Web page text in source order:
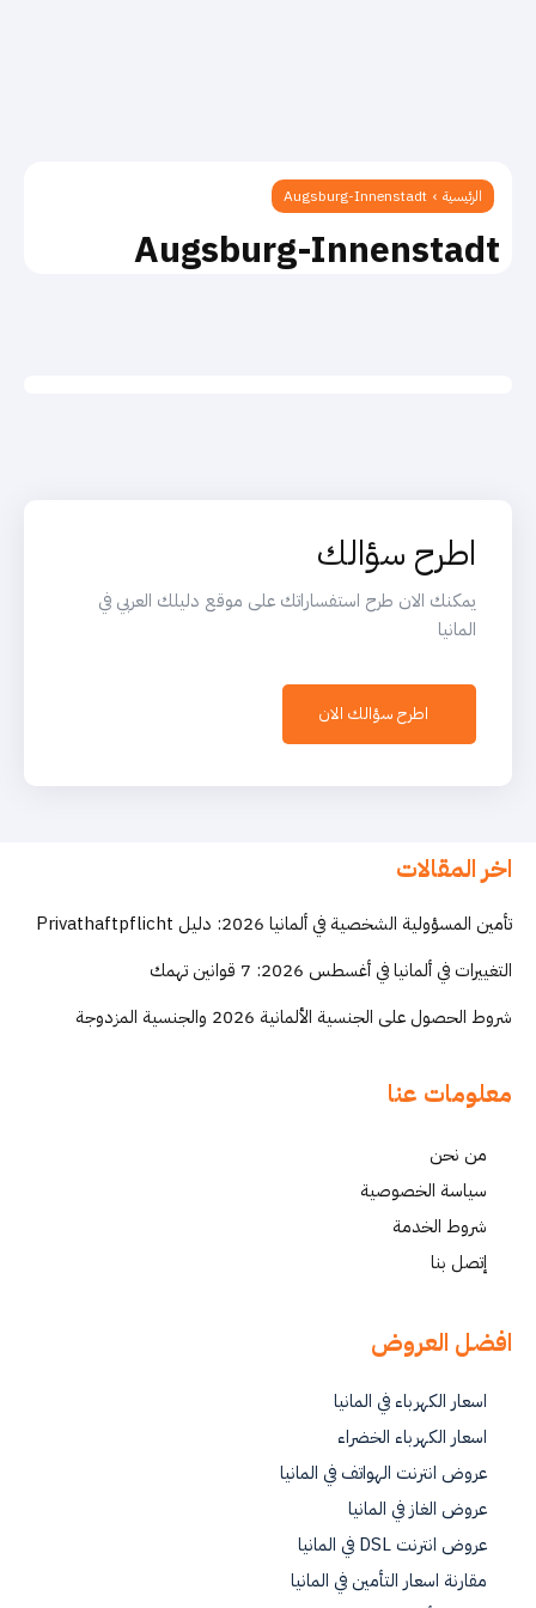
الرئيسية Augsburg-Innenstadt
Augsburg-Innenstadt
اطرح سؤالك
يمكنك الان طرح استفساراتك على موقع دليلك العربي في
المانيا
اطرح سؤالك الان
اخر المقالات
تأمين المسؤولية الشخصية في ألمانيا 2026: دليل Privathaftpflicht
التغييرات في ألمانيا في أغسطس 2026: 7 قوانين تهمك
شروط الحصول على الجنسية الألمانية 2026 والجنسية المزدوجة
معلومات عنا
من نحن
سياسة الخصوصية
شروط الخدمة
إتصل بنا
افضل العروض
اسعار الكهرباء في المانيا
اسعار الكهرباء الخضراء
عروض انترنت الهواتف في المانيا
عروض الغاز في المانيا
عروض انترنت DSL في المانيا
مقارنة اسعار التأمين في المانيا